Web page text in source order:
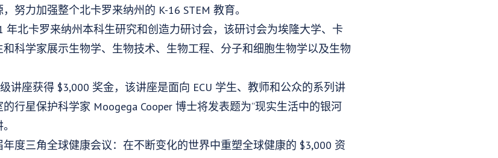
努力加强整个北卡罗来纳州的 K-16 STEM 教育。
年北卡罗来纳州本科生研究和创造力研讨会，该研讨会为埃隆大学、卡
科学家展示生物学、生物技术、生物工程、分子和细胞生物学以及生物
讲座获得 $3,000 奖金，该讲座是面向 ECU 学生、教师和公众的系列讲
行星保护科学家 Moogega Cooper 博士将发表题为“现实生活中的银河
度三角全球健康会议：在不断变化的世界中重塑全球健康的 $3,000 资